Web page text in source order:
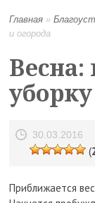
Главная »
и огорода
30.03.2016
(
Приближается